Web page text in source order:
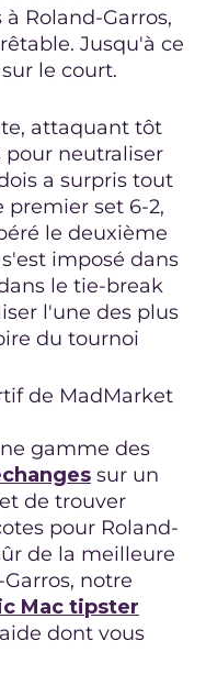
Roland-Garros,
Jusqu'à ce
le court.
attaquant tôt
neutraliser
a surpris tout
set 6-2,
le deuxième
imposé dans
le tie-break
l'une des plus
du tournoi
de MadMarket
gamme des
sur un
de trouver
pour Roland-
de la meilleure
notre
Mac tipster
dont vous